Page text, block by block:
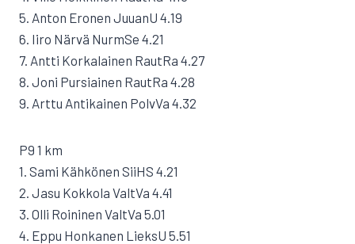
5. Anton Eronen JuuanU 4.19
6. Iiro Närvä NurmSe 4.21
7. Antti Korkalainen RautRa 4.27
8. Joni Pursiainen RautRa 4.28
9. Arttu Antikainen PolvVa 4.32
P9 1 km
1. Sami Kähkönen SiiHS 4.21
2. Jasu Kokkola ValtVa 4.41
3. Olli Roininen ValtVa 5.01
4. Eppu Honkanen LieksU 5.51